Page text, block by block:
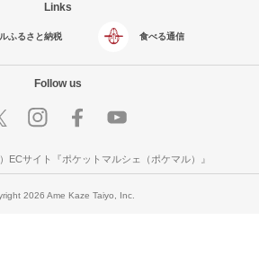
Links
ふるさと納税 食べる通信
Follow us
ECサイト『ポケットマルシェ（ポケマル）』
2026 Ame Kaze Taiyo, Inc.